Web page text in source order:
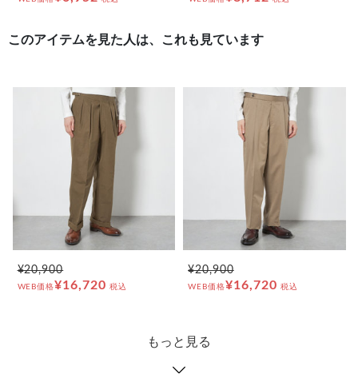
このアイテムを見た人は、これも見ています
¥20,900
WEB価格¥16,720 税込
¥20,900
WEB価格¥16,720 税込
もっと見る